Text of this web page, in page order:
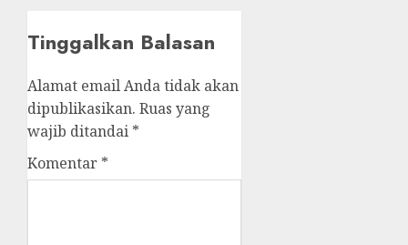
Tinggalkan Balasan
Alamat email Anda tidak akan
dipublikasikan. Ruas yang
wajib ditandai *
Komentar *